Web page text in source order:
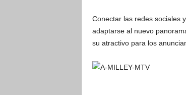
Conectar las redes sociales
adaptarse al nuevo
su atractivo para los